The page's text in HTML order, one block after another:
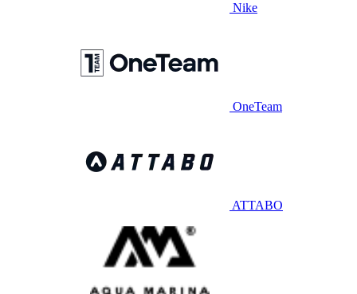
Nike
OneTeam
ATTABO